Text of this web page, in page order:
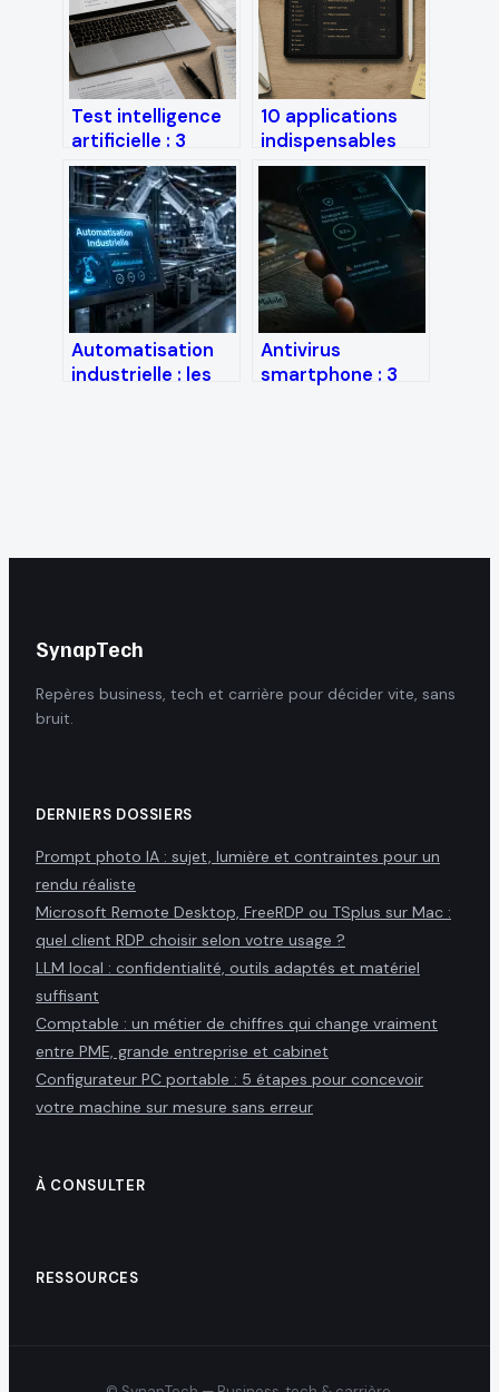
Test intelligence
artificielle : 3
critères
techniques pour
débusquer les
contenus générés
par GPT-4
10 applications
indispensables
pour transformer
votre iPad en
station de travail
productive
Automatisation
industrielle : les
Antivirus
smartphone : 3
SynapTech
Repères business, tech et carrière pour décider vite, sans
bruit.
DERNIERS DOSSIERS
Prompt photo IA : sujet, lumière et contraintes pour un
rendu réaliste
Microsoft Remote Desktop, FreeRDP ou TSplus sur Mac :
quel client RDP choisir selon votre usage ?
LLM local : confidentialité, outils adaptés et matériel
suffisant
Comptable : un métier de chiffres qui change vraiment
entre PME, grande entreprise et cabinet
Configurateur PC portable : 5 étapes pour concevoir
votre machine sur mesure sans erreur
À CONSULTER
RESSOURCES